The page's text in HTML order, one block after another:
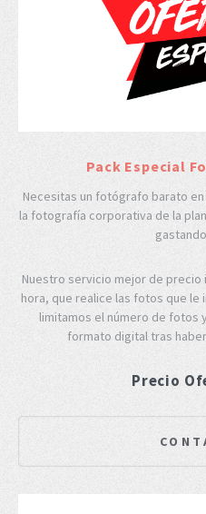
Pack Especial
Necesitas un fotógrafo barato
la fotografía corporativa de la
Nuestro servicio mejor de
hora, que realice las fotos que le
limitamos el número de fotos
formato digital tras
Precio